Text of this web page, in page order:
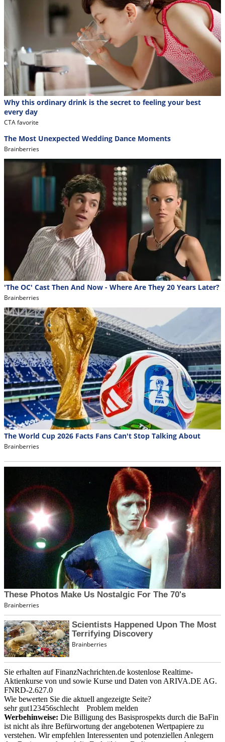
Sie erhalten auf FinanzNachrichten.de kostenlose Realtime-
Aktienkurse von und sowie Kurse und Daten von ARIVA.DE AG.
FNRD-2.627.0
Wie bewerten Sie die aktuell angezeigte Seite?
sehr gut1 23456schlecht
Problem melden
Werbehinweise: Die Billigung des Basisprospekts durch die BaFin
ist nicht als ihre Befürwortung der angebotenen Wertpapiere zu
verstehen. Wir empfehlen Interessenten und potenziellen Anlegern